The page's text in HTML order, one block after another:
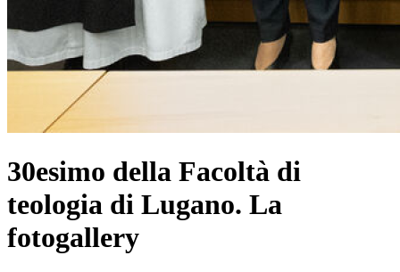
30esimo della Facoltà di
teologia di Lugano. La
fotogallery